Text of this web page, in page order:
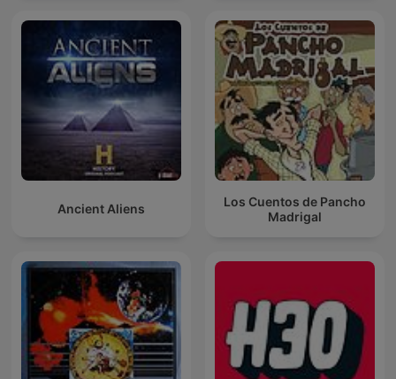
Ancient Aliens
Los Cuentos de Pancho
Madrigal